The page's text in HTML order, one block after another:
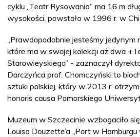
cyklu „Teatr Rysowania” ma 16 m
wysokości, powstało w 1996 r. w
„Prawdopodobnie jesteśmy jedynym
które ma w swojej kolekcji aż dwa
Starowieyskiego” - zaznaczył
Darczyńca prof. Chomczyński to
sztuki polskiej, który w 2013 r.
honoris causa Pomorskiego
Muzeum w Szczecinie wzbogaciło
Louisa Douzette’a „Port w